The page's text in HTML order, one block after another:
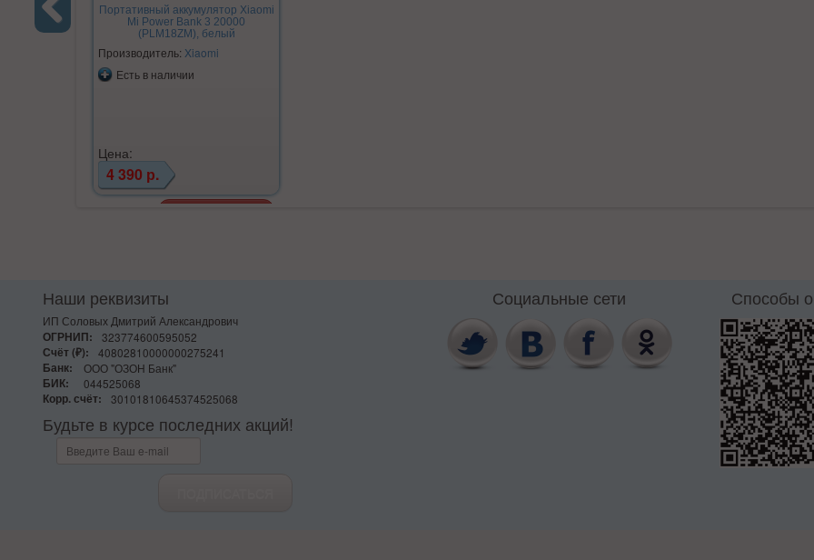
Портативный аккумулятор Xiaomi
Mi Power Bank 3 20000
(PLM18ZM), белый
Производитель: Xiaomi
Есть в наличии
Цена:
4 390 р.
Наши реквизиты
ИП Соловых Дмитрий Александрович
ОГРНИП:
323774600595052
Счёт (₽):
40802810000000275241
Банк:
ООО "ОЗОН Банк"
БИК:
044525068
Корр. счёт:
30101810645374525068
Будьте в курсе последних акций!
Социальные сети Способы